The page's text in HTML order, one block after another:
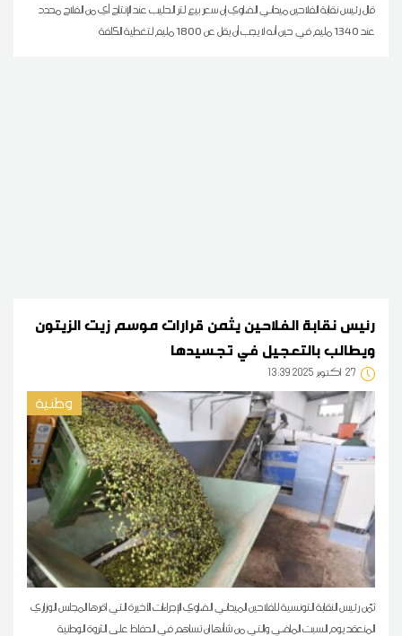
قال رئيس نقابة الفلاحين ميداني الضاوي إن سعر بيع لتر الحليب عند الإنتاج أي من الفلاح محدد
عند 1340 مليم في حين أنه لا يجب أن يقل عن 1800 مليم لتغطية الكلفة
رئيس نقابة الفلاحين يثمن قرارات موسم زيت الزيتون
ويطالب بالتعجيل في تجسيدها
27 13:39 2025 أكتوبر
وطنية
ثمّن رئيس النقابة التونسية للفلاحين الميداني الضاوي الإجراءات الأخيرة التي اقرها المجلس الوزاري
المنعقد يوم السبت الماضي والتي من شأنها ان تساهم في الحفاظ على الثروة الوطنية